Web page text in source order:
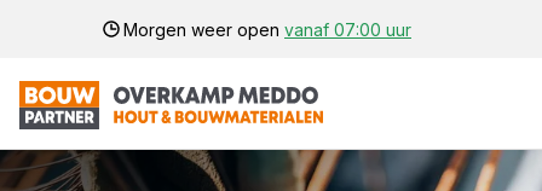
Morgen weer open vanaf 07:00 uur